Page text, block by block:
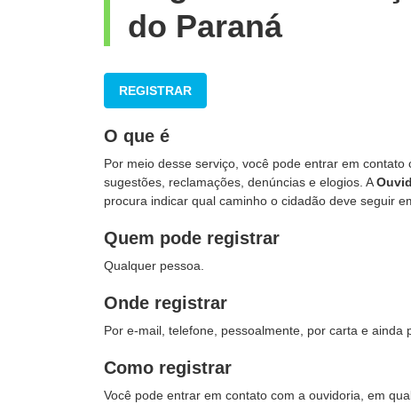
do Paraná
REGISTRAR
O que é
Por meio desse serviço, você pode entrar em
sugestões, reclamações, denúncias e elogios. A
procura indicar qual caminho o cidadão deve seguir
Quem pode registrar
Qualquer pessoa.
Onde registrar
Por e-mail, telefone, pessoalmente, por carta e ainda
Como registrar
Você pode entrar em contato com a ouvidoria, em